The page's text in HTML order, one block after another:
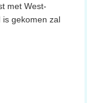
met West-
is gekomen zal